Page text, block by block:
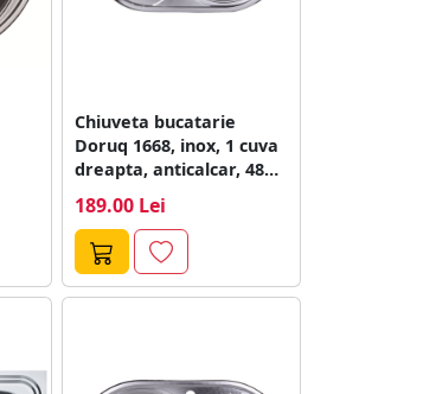
Chiuveta bucatarie
Doruq 1668, inox, 1 cuva
dreapta, anticalcar, 480
189.00 Lei